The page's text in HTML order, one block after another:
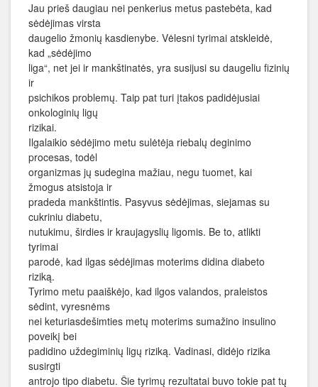
Jau prieš daugiau nei penkerius metus pastebėta, kad
sėdėjimas virsta
daugelio žmonių kasdienybe. Vėlesni tyrimai atskleidė,
kad „sėdėjimo
liga“, net jei ir mankštinatės, yra susijusi su daugeliu fizinių
ir
psichikos problemų. Taip pat turi įtakos padidėjusiai
onkologinių ligų
rizikai.
Ilgalaikio sėdėjimo metu sulėtėja riebalų deginimo
procesas, todėl
organizmas jų sudegina mažiau, negu tuomet, kai
žmogus atsistoja ir
pradeda mankštintis. Pasyvus sėdėjimas, siejamas su
cukriniu diabetu,
nutukimu, širdies ir kraujagyslių ligomis. Be to, atlikti
tyrimai
parodė, kad ilgas sėdėjimas moterims didina diabeto
riziką.
Tyrimo metu paaiškėjo, kad ilgos valandos, praleistos
sėdint, vyresnėms
nei keturiasdešimties metų moterims sumažino insulino
poveikį bei
padidino uždegiminių ligų riziką. Vadinasi, didėjo rizika
susirgti
antrojo tipo diabetu. Šie tyrimų rezultatai buvo tokie pat tų